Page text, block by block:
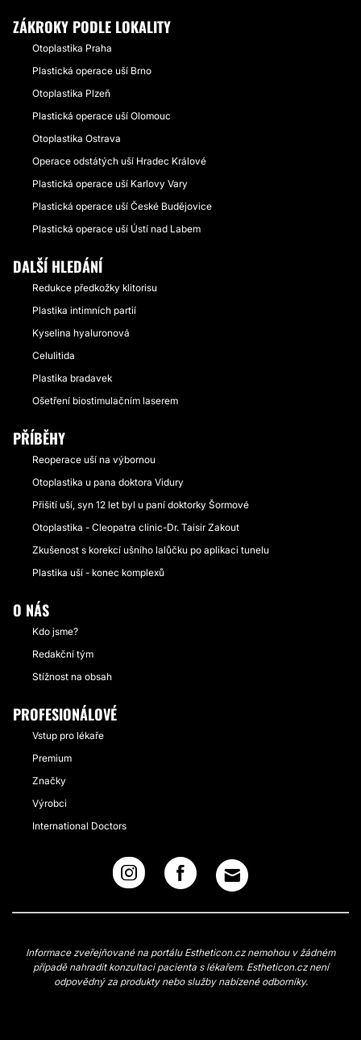
ZÁKROKY PODLE LOKALITY
Otoplastika Praha
Plastická operace uší Brno
Otoplastika Plzeň
Plastická operace uší Olomouc
Otoplastika Ostrava
Operace odstátých uší Hradec Králové
Plastická operace uší Karlovy Vary
Plastická operace uší České Budějovice
Plastická operace uší Ústí nad Labem
DALŠÍ HLEDÁNÍ
Redukce předkožky klitorisu
Plastika intimních partií
Kyselina hyaluronová
Celulitida
Plastika bradavek
Ošetření biostimulačním laserem
PŘÍBĚHY
Reoperace uší na výbornou
Otoplastika u pana doktora Vidury
Přišití uší, syn 12 let byl u paní doktorky Šormové
Otoplastika - Cleopatra clinic-Dr. Taisir Zakout
Zkušenost s korekcí ušního lalůčku po aplikaci tunelu
Plastika uší - konec komplexů
O NÁS
Kdo jsme?
Redakční tým
Stížnost na obsah
PROFESIONÁLOVÉ
Vstup pro lékaře
Premium
Značky
Výrobci
International Doctors
Informace zveřejňované na portálu Estheticon.cz nemohou v žádném
případě nahradit konzultaci pacienta s lékařem. Estheticon.cz není
odpovědný za produkty nebo služby nabízené odborníky.